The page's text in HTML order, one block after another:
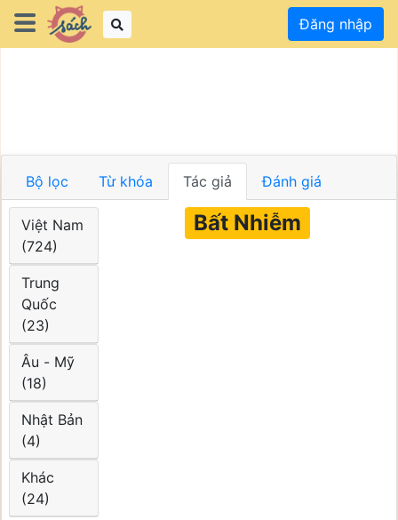
Đăng nhập
Bộ lọc Từ khóa Tác giả Đánh giá
Việt Nam
(724)
Trung
Quốc
(23)
Âu - Mỹ
(18)
Nhật Bản
(4)
Khác
(24)
Bất Nhiễm